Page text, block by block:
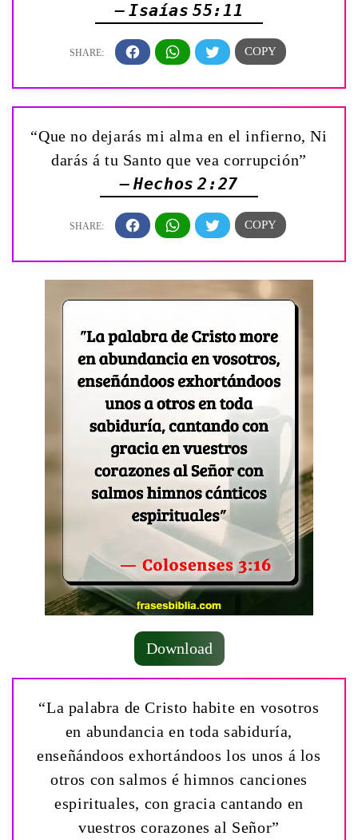
— Isaías 55:11
“Que no dejarás mi alma en el infierno, Ni
darás á tu Santo que vea corrupción”
— Hechos 2:27
Download
“La palabra de Cristo habite en vosotros
en abundancia en toda sabiduría,
enseñándoos exhortándoos los unos á los
otros con salmos é himnos canciones
espirituales, con gracia cantando en
vuestros corazones al Señor”